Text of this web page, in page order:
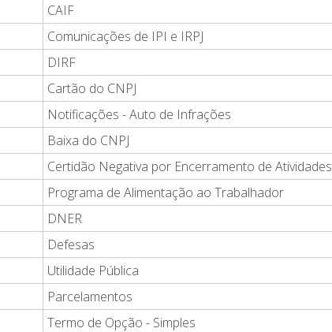
CAIF
Comunicações de IPI e IRPJ
DIRF
Cartão do CNPJ
Notificações - Auto de Infrações
Baixa do CNPJ
Certidão Negativa por Encerramento de Atividades
Programa de Alimentação ao Trabalhador
DNER
Defesas
Utilidade Pública
Parcelamentos
Termo de Opção - Simples